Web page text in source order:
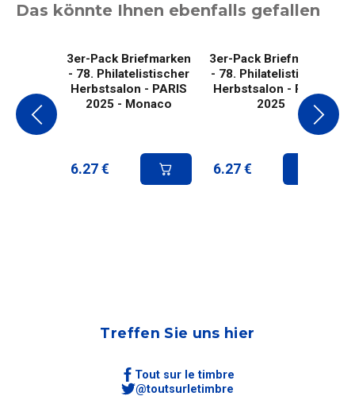
Das könnte Ihnen ebenfalls gefallen
3er-Pack Briefmarken
- 78. Philatelistischer
Herbstsalon - PARIS
2025 - Monaco
6.27 €
3er-Pack Briefmarken
- 78. Philatelistischer
Herbstsalon - PARIS
2025
6.27 €
Treffen Sie uns hier
Tout sur le timbre
@toutsurletimbre